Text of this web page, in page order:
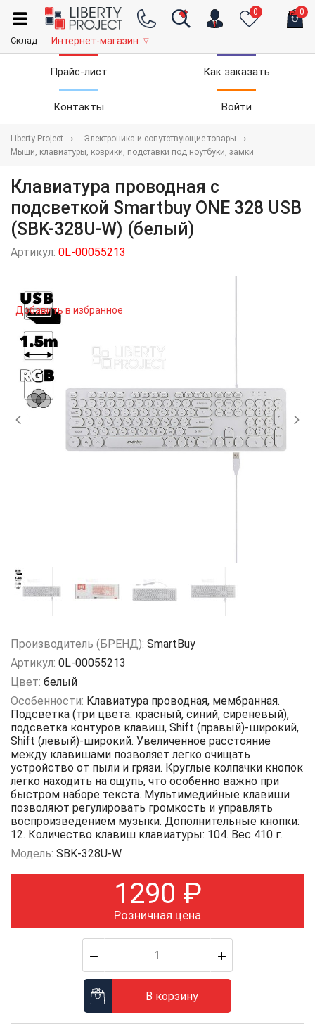
0 0
Склад Интернет-магазин ▽
Прайс-лист Как заказать
Контакты Войти
Liberty Project
Электроника и сопутствующие товары
Мыши, клавиатуры, коврики, подставки под ноутбуки, замки
Клавиатура проводная с
подсветкой Smartbuy ONE 328 USB
(SBK-328U-W) (белый)
Артикул: 0L-00055213
Добавить в избранное
Производитель (БРЕНД): SmartBuy
Артикул: 0L-00055213
Цвет: белый
Особенности: Клавиатура проводная, мембранная.
Подсветка (три цвета: красный, синий, сиреневый),
подсветка контуров клавиш, Shift (правый)-широкий,
Shift (левый)-широкий. Увеличенное расстояние
между клавишами позволяет легко очищать
устройство от пыли и грязи. Круглые колпачки кнопок
легко находить на ощупь, что особенно важно при
быстром наборе текста. Мультимедийные клавиши
позволяют регулировать громкость и управлять
воспроизведением музыки. Дополнительные кнопки:
12. Количество клавиш клавиатуры: 104. Вес 410 г.
Модель: SBK-328U-W
1290 ₽
Розничная цена
В корзину